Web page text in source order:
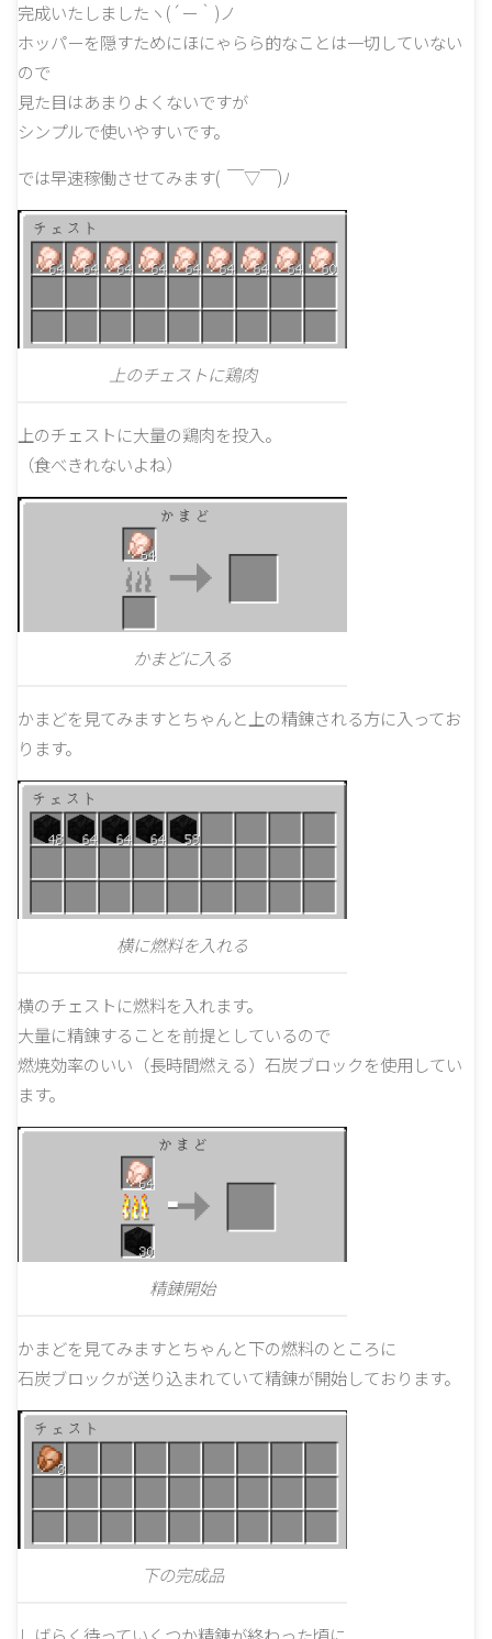
完成いたしましたヽ(´ー｀)ノ
ホッパーを隠すためにほにゃらら的なことは一切していない
ので
見た目はあまりよくないですが
シンプルで使いやすいです。
では早速稼働させてみます( ￣▽￣)ﾉ
上のチェストに鶏肉
上のチェストに大量の鶏肉を投入。
（食べきれないよね）
かまどに入る
かまどを見てみますとちゃんと上の精錬される方に入ってお
ります。
横に燃料を入れる
横のチェストに燃料を入れます。
大量に精錬することを前提としているので
燃焼効率のいい（長時間燃える）石炭ブロックを使用してい
ます。
精錬開始
かまどを見てみますとちゃんと下の燃料のところに
石炭ブロックが送り込まれていて精錬が開始しております。
下の完成品